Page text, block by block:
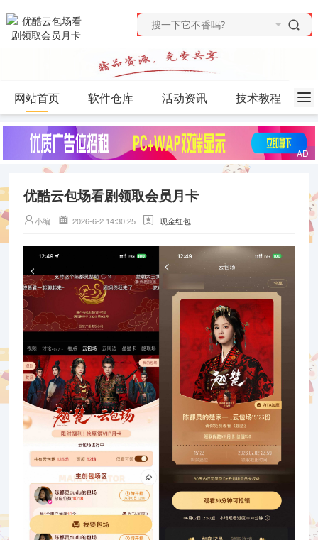
网站首页 软件仓库 活动资讯 技术教程
优酷云包场看剧领取会员月卡
小编 2026-6-2 14:30:25 现金红包